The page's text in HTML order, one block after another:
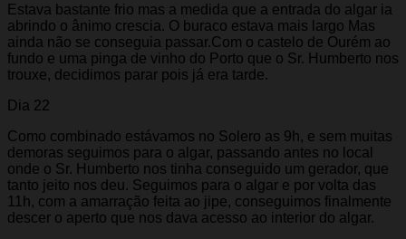
Estava bastante frio mas a medida que a entrada do algar ia
abrindo o ânimo crescia. O buraco estava mais largo Mas
ainda não se conseguia passar.Com o castelo de Ourém ao
fundo e uma pinga de vinho do Porto que o Sr. Humberto nos
trouxe, decidimos parar pois já era tarde.
Dia 22
Como combinado estávamos no Solero as 9h, e sem muitas
demoras seguimos para o algar, passando antes no local
onde o Sr. Humberto nos tinha conseguido um gerador, que
tanto jeito nos deu. Seguimos para o algar e por volta das
11h, com a amarração feita ao jipe, conseguimos finalmente
descer o aperto que nos dava acesso ao interior do algar.